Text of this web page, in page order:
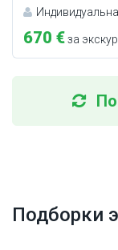
670 €за
Подборки